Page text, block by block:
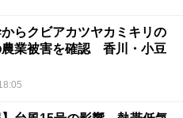
らクビアカツヤカミキリの
農業被害を確認 香川・小豆